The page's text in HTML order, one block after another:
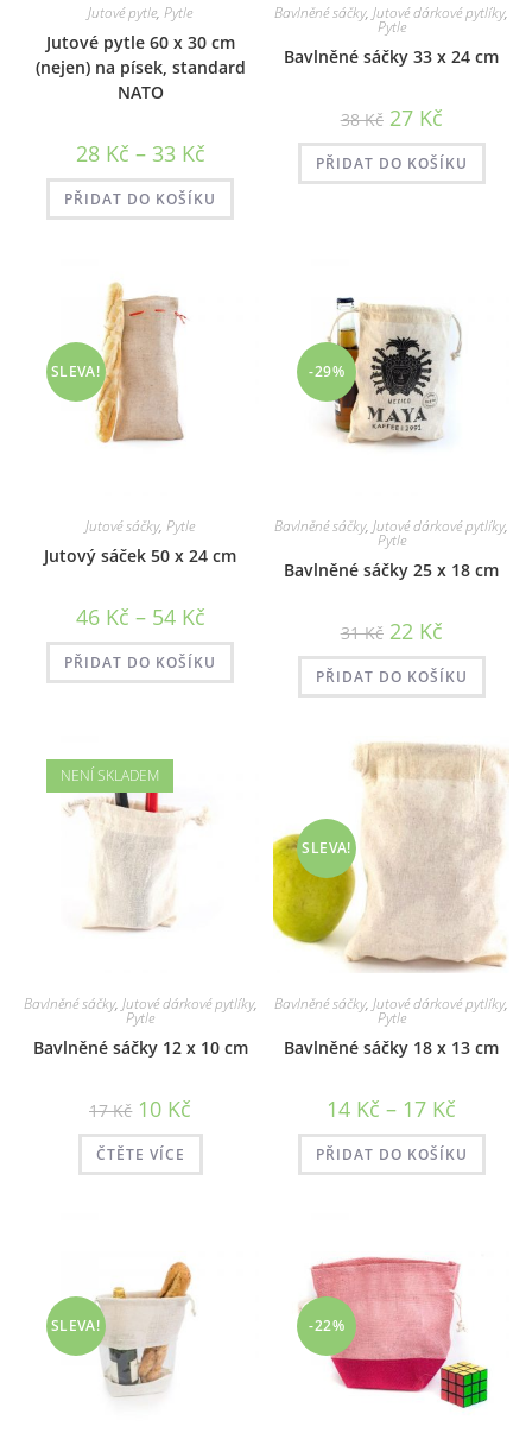
Jutové pytle,Pytle
Jutové pytle 60 x 30 cm
(nejen) na písek, standard
NATO
28 Kč – 33 KčRozpětí
cen:
28 Kč
až
33 Kč
PŘIDAT DO KOŠÍKU
Bavlněné sáčky,Jutové dárkové pytlíky,
Pytle
Bavlněné sáčky 33 x 24 cm
38Kč Původní
cena
byla:
38 Kč.
27 KčAktuální
cena
je:
27 Kč.
PŘIDAT DO KOŠÍKU
SLEVA!
Jutové sáčky,Pytle
Jutový sáček 50 x 24 cm
46 Kč – 54 KčRozpětí
cen:
46 Kč
až
54 Kč
PŘIDAT DO KOŠÍKU
-29%
Bavlněné sáčky,Jutové dárkové pytlíky,
Pytle
Bavlněné sáčky 25 x 18 cm
31Kč Původní
cena
byla:
31 Kč.
22 KčAktuální
cena
je:
22 Kč.
PŘIDAT DO KOŠÍKU
NENÍ SKLADEM
Bavlněné sáčky, Jutové dárkové pytlíky,
Pytle
Bavlněné sáčky 12 x 10 cm
17Kč Původní
cena
byla:
17 Kč.
10 Kč
je:
ČTĚTE VÍCE
SLEVA!
Bavlněné sáčky,Jutové dárkové pytlíky,
Pytle
Bavlněné sáčky 18 x 13 cm
14 Kč – 17 Kč
14 Kč
až
17 Kč
PŘIDAT DO KOŠÍKU
SLEVA! -22%